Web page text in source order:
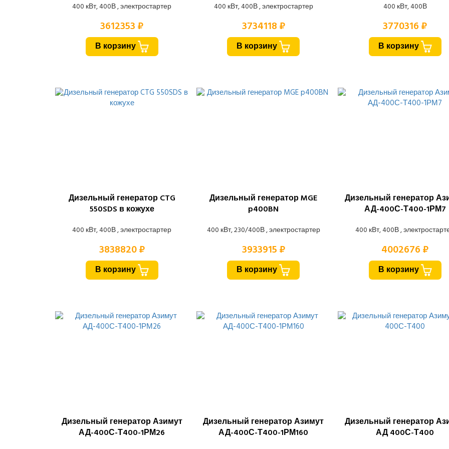
400 кВт, 400В , электростартер
3612353 ₽
В корзину
400 кВт, 400В , электростартер
3734118 ₽
В корзину
400 кВт, 400В
3770316 ₽
В корзину
Дизельный генератор CTG
550SDS в кожухе
400 кВт, 400В , электростартер
3838820 ₽
В корзину
Дизельный генератор MGE
p400BN
400 кВт, 230/400В , электростартер
3933915 ₽
В корзину
Дизельный генератор
АД-400С-Т400-1РМ7
400 кВт, 400В ,
4002676 ₽
В корзину
Дизельный генератор Азимут
АД-400С-Т400-1РМ26
Дизельный генератор Азимут
АД-400С-Т400-1РМ160
Дизельный генератор
АД 400С-Т400